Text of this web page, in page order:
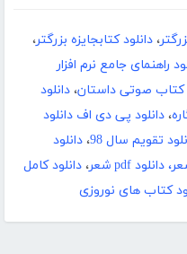
، دانلود کتابجایزه بزرگتر،
راهنمای جامع نرم افزار
کتاب صوتی داستان، دانلود
، دانلود پی دی اف دانلود
تقویم سال 98 ، دانلود
، دانلود کامل
کتاب های نوروزی